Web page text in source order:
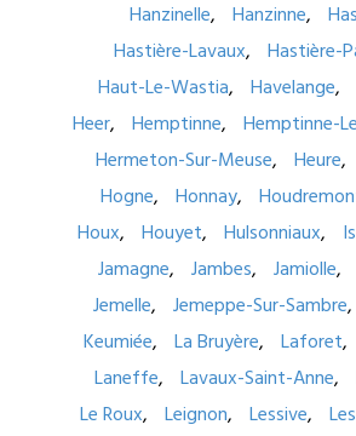
Hanzinelle
Hanzinne
Hastière-Lavaux
Hastière-
Haut-Le-Wastia
Havelange
Heer
Hemptinne
Hemptinne-
Hermeton-Sur-Meuse
Heure
Hogne
Honnay
Houx
Houyet Hulsonniaux
Jamagne
Jambes Jamiolle
Jemelle
Jemeppe-Sur-Sambre
Keumiée
La Bruyère Laforet
Laneffe
Lavaux-Saint-Anne
Le Roux
Leignon Lessive